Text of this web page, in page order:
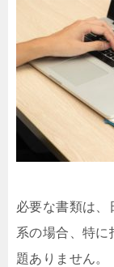
必要な書類は、
系の場合、特に
題ありません。